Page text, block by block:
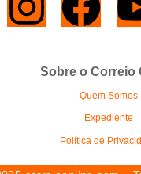
Sobre o Correio
Quem Somos
Expediente
Política de